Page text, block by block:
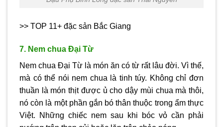
>> TOP 11+ đặc sản Bắc Giang
7. Nem chua Đại Từ
Nem chua Đại Từ là món ăn có từ rất lâu đời. Vì thế,
mà có thể nói nem chua là tinh túy. Không chỉ đơn
thuần là món thịt được ủ cho dậy mùi chua mà thôi,
nó còn là một phần gắn bó thân thuộc trong ẩm thực
Việt. Những chiếc nem sau khi bóc vỏ cần phải